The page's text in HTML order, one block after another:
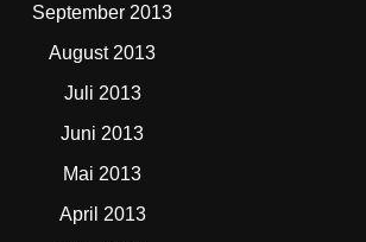
September 2013
August 2013
Juli 2013
Juni 2013
Mai 2013
April 2013